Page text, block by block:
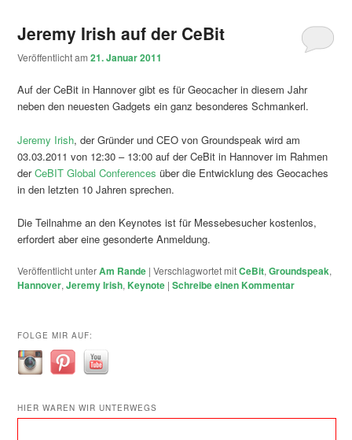
Jeremy Irish auf der CeBit
Veröffentlicht am21. Januar 2011
Auf der CeBit in Hannover gibt es für Geocacher in diesem Jahr
neben den neuesten Gadgets ein ganz besonderes Schmankerl.
Jeremy Irish, der Gründer und CEO von Groundspeak wird am
03.03.2011 von 12:30 – 13:00 auf der CeBit in Hannover im Rahmen
derCeBIT Global Conferences über die Entwicklung des Geocaches
in den letzten 10 Jahren sprechen.
Die Teilnahme an den Keynotes ist für Messebesucher kostenlos,
erfordert aber eine gesonderte Anmeldung.
Veröffentlicht unterAm Rande |Verschlagwortet mitCeBit,Groundspeak,
Hannover,Jeremy Irish,Keynote |Schreibe einen Kommentar
FOLGE MIR AUF:
HIER WAREN WIR UNTERWEGS